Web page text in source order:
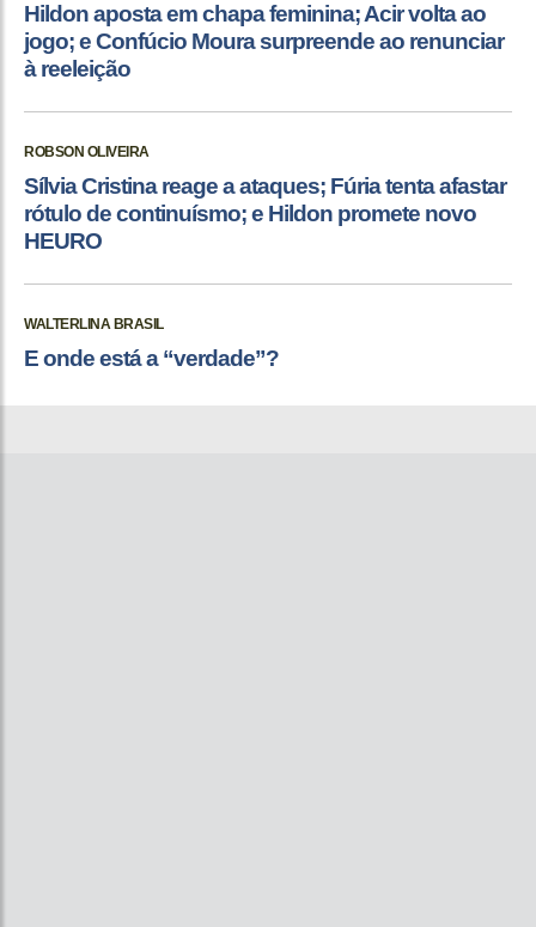
Hildon aposta em chapa feminina; Acir volta ao
jogo; e Confúcio Moura surpreende ao renunciar
à reeleição
ROBSON OLIVEIRA
Sílvia Cristina reage a ataques; Fúria tenta afastar
rótulo de continuísmo; e Hildon promete novo
HEURO
WALTERLINA BRASIL
E onde está a “verdade”?